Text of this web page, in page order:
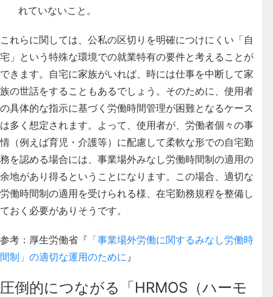
れていないこと。
これらに関しては、公私の区切りを明確につけにくい「自
宅」という特殊な環境での就業特有の要件と考えることが
できます。自宅に家族がいれば、時には仕事を中断して家
族の世話をすることもあるでしょう。そのために、使用者
の具体的な指示に基づく労働時間管理が困難となるケース
は多く想定されます。よって、 使用者が、労働者個々の事
情（例えば育児・介護等）に配慮して柔軟な形での自宅勤
務を認める場合には、事業場外みなし労働時間制の適用の
余地があり得るということになります。この場合、適切な
労働時間制の適用を受けられる様、在宅勤務規程を整備し
ておく必要がありそうです。
参考：厚生労働省『 「事業場外労働に関するみなし労働時
間制」の適切な運用のために 』
圧倒的につながる「HRMOS（ハーモ